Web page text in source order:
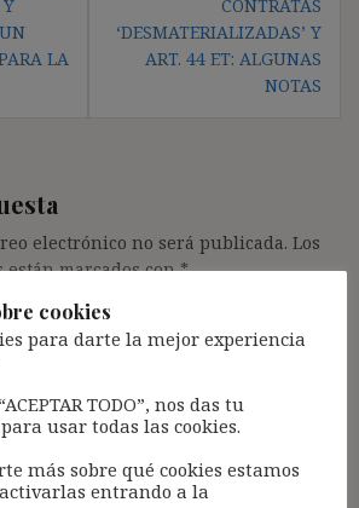
LA
CONTRATAS
‘DESMATERIALIZADAS’ Y
ART. 44 ET: ALGUNAS
NOTAS
electrónico no será publicada. Los
están marcados con*
cookies
para darte la mejor experiencia
TODO”, nos das tu
usar todas las cookies.
más sobre qué cookies estamos
entrando a la